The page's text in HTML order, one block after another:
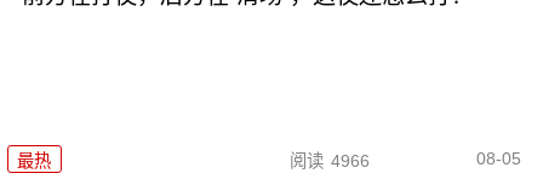
最热 阅读 4966 08-05